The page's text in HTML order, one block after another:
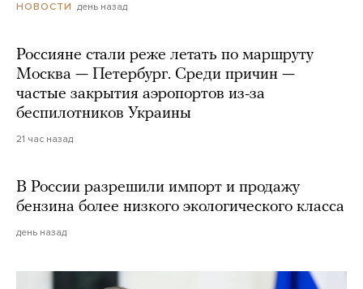
НОВОСТИ день назад
Россияне стали реже летать по маршруту
Москва — Петербург. Среди причин —
частые закрытия аэропортов из-за
беспилотников Украины
21 час назад
В России разрешили импорт и продажу
бензина более низкого экологического класса
день назад